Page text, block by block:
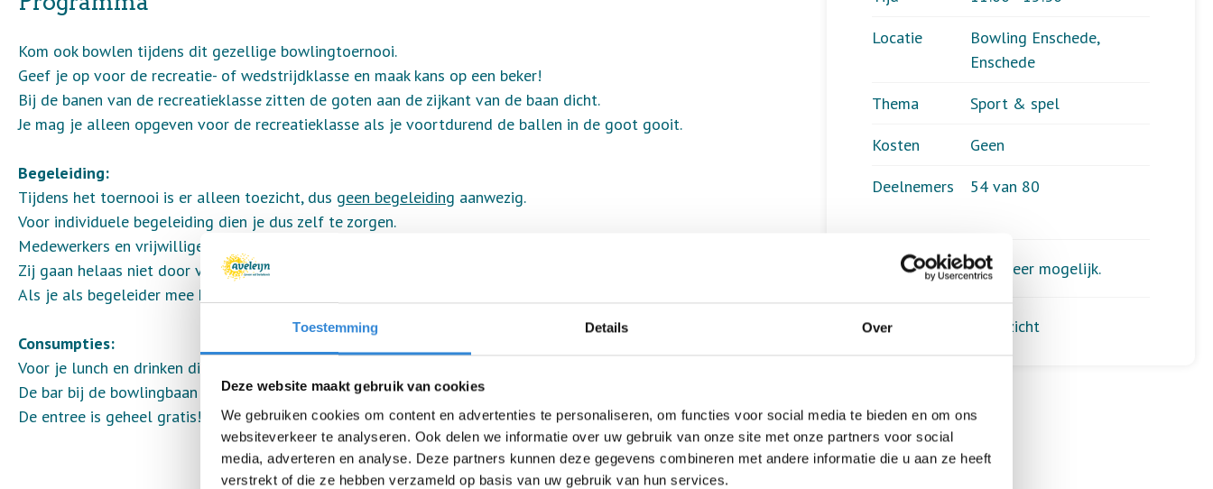
Toestemming Details Over
Deze website maakt gebruik van cookies
We gebruiken cookies om content en advertenties te personaliseren, om functies voor social media te bieden en om ons
websiteverkeer te analyseren. Ook delen we informatie over uw gebruik van onze site met onze partners voor social
media, adverteren en analyse. Deze partners kunnen deze gegevens combineren met andere informatie die u aan ze heeft
verstrekt of die ze hebben verzameld op basis van uw gebruik van hun services.
Locatie
Bowling Enschede,
Enschede
Thema
Sport & spel
Kosten
Geen
Deelnemers
54 van 80
Aanmelden is niet meer mogelijk.
Terug naar het overzicht
Kom ook bowlen tijdens dit gezellige bowlingtoernooi.
Geef je op voor de recreatie- of wedstrijdklasse en maak kans op een beker!
Bij de banen van de recreatieklasse zitten de goten aan de zijkant van de baan dicht.
Je mag je alleen opgeven voor de recreatieklasse als je voortdurend de ballen in de goot gooit.
Begeleiding:
Tijdens het toernooi is er alleen toezicht, dus geen begeleiding aanwezig.
Voor individuele begeleiding dien je dus zelf te zorgen.
Medewerkers en vrijwilligers mogen met de voorrondes mee bowlen.
Zij gaan helaas niet door voor de beker.
Als je als begeleider mee komt en niet mee bowlt, hoef je je niet op te geven.
Consumpties:
Voor je lunch en drinken dien je zelf te zorgen.
De bar bij de bowlingbaan is geopend om eten en drinken te bestellen.
De entree is geheel gratis!